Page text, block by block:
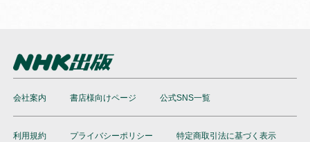
とがあります。
会社案内 書店様向けページ 公式SNS一覧
利用規約 プライバシーポリシー 特定商取引法に基づく表示